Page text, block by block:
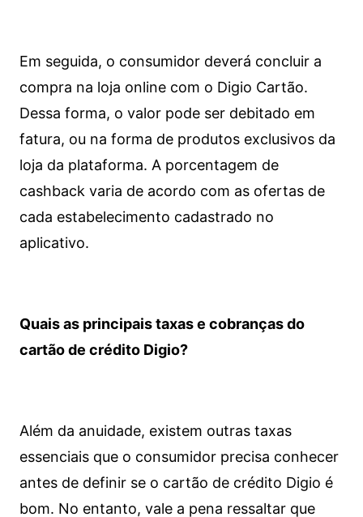
Em seguida, o consumidor deverá concluir a
compra na loja online com o Digio Cartão.
Dessa forma, o valor pode ser debitado em
fatura, ou na forma de produtos exclusivos da
loja da plataforma. A porcentagem de
cashback varia de acordo com as ofertas de
cada estabelecimento cadastrado no
aplicativo.
Quais as principais taxas e cobranças do
cartão de crédito Digio?
Além da anuidade, existem outras taxas
essenciais que o consumidor precisa conhecer
antes de definir se o cartão de crédito Digio é
bom. No entanto, vale a pena ressaltar que